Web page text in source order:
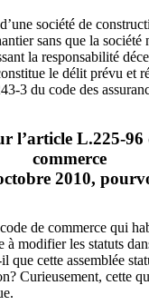
société de
sans que la société
la responsabilité
le délit prévu et
3 du code des
l’article L.225-96
commerce
2010,
de commerce qui
à modifier les statuts
que cette assemblée
Curieusement, cette